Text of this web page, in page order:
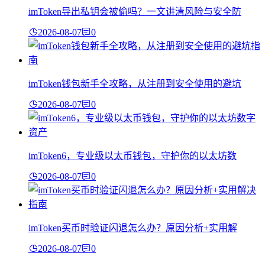
imToken导出私钥会被偷吗？一文讲清风险与安全防
2026-08-07 0
imToken钱包新手全攻略，从注册到安全使用的避坑
2026-08-07 0
imToken6，专业级以太币钱包，守护你的以太坊数
2026-08-07 0
imToken买币时验证闪退怎么办？原因分析+实用解
2026-08-07 0